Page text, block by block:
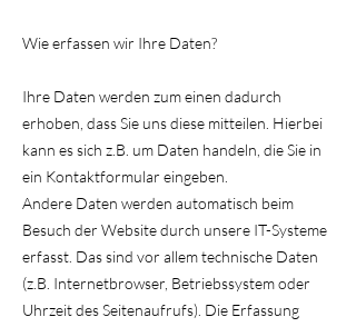
Wie erfassen wir Ihre Daten?
Ihre Daten werden zum einen dadurch
erhoben, dass Sie uns diese mitteilen. Hierbei
kann es sich z.B. um Daten handeln, die Sie in
ein Kontaktformular eingeben.
Andere Daten werden automatisch beim
Besuch der Website durch unsere IT-Systeme
erfasst. Das sind vor allem technische Daten
(z.B. Internetbrowser, Betriebssystem oder
Uhrzeit des Seitenaufrufs). Die Erfassung